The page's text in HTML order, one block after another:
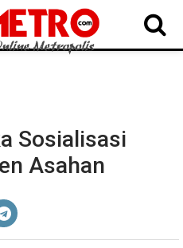
TAPUT BATUBARA DELISERDANG
Sosialisasi
Asahan